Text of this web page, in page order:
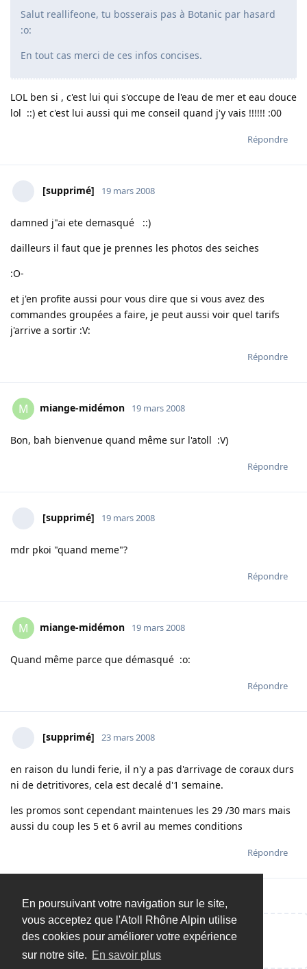
En poursuivant votre navigation sur le site,
vous acceptez que l'Atoll Rhône Alpin utilise
des cookies pour améliorer votre expérience
sur notre site. En savoir plus
Salut reallifeone, tu bosserais pas à Botanic par hasard
:o:
En tout cas merci de ces infos concises.
LOL ben si , c'est lui qui s'occupe de l'eau de mer et eau douce
lol ::) et c'est lui aussi qui me conseil quand j'y vais !!!!!! :00
Répondre
[supprimé] 19 mars 2008
damned j"ai ete demasqué ::)
dailleurs il faut que je prennes les photos des seiches
:O-
et j'en profite aussi pour vous dire que si vous avez des
commandes groupées a faire, je peut aussi voir quel tarifs
j'arrive a sortir :V:
Répondre
M miange-midémon 19 mars 2008
Bon, bah bienvenue quand même sur l'atoll :V)
Répondre
[supprimé] 19 mars 2008
mdr pkoi "quand meme"?
Répondre
M miange-midémon 19 mars 2008
Quand même parce que démasqué :o:
Répondre
[supprimé] 23 mars 2008
en raison du lundi ferie, il n'y a pas d'arrivage de coraux durs
ni de detritivores, cela est decalé d'1 semaine.
les promos sont cependant maintenues les 29 /30 mars mais
aussi du coup les 5 et 6 avril au memes conditions
Répondre
Répondre…